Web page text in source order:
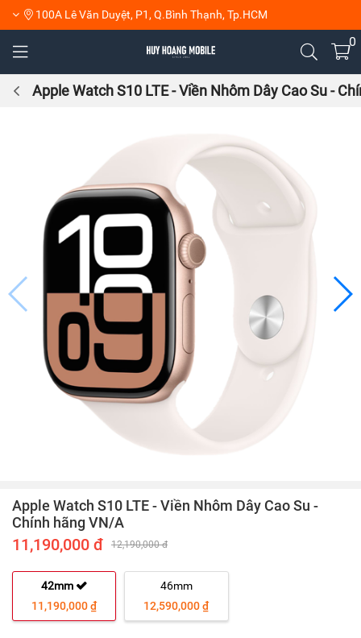
100A Lê Văn Duyệt, P1, Q.Bình Thạnh, Tp.HCM
0
Apple Watch S10 LTE - Viền Nhôm Dây Cao Su -
Apple Watch S10 LTE - Viền Nhôm Dây Cao Su -
Chính hãng VN/A
11,190,000 đ 12,190,000 đ
42mm
11,190,000 ₫
46mm
12,590,000 ₫